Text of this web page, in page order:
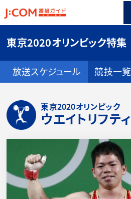
東京2020オリンピック特集
放送スケジュール 競技一覧
東京2020オリンピック
ウエイトリフテ